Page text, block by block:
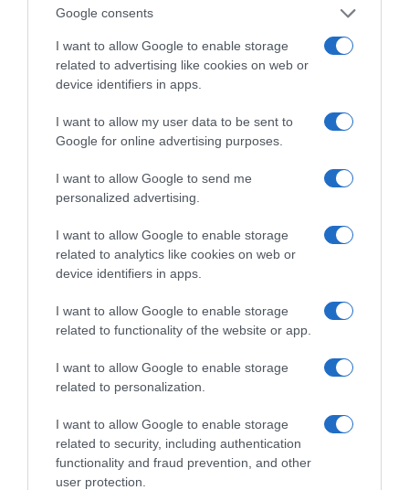
Google consents
I want to allow Google to enable storage
related to advertising like cookies on web or
device identifiers in apps.
I want to allow my user data to be sent to
Google for online advertising purposes.
I want to allow Google to send me
personalized advertising.
I want to allow Google to enable storage
related to analytics like cookies on web or
device identifiers in apps.
I want to allow Google to enable storage
related to functionality of the website or app.
I want to allow Google to enable storage
related to personalization.
I want to allow Google to enable storage
related to security, including authentication
functionality and fraud prevention, and other
user protection.
Ξορκίζουν τις διπλές
εκλογές στο Μαξίμου
Ο καιρός των
Κανονικός Αύγουστος
με δυνατούς βοριάδες
της θερμοκρασίας
Κοινοποιήστε:
Facebook
LinkedIn
Blau,ΘΕΑΤΡΟ,ΠΟΛΙΤΙΣΜΟΣ